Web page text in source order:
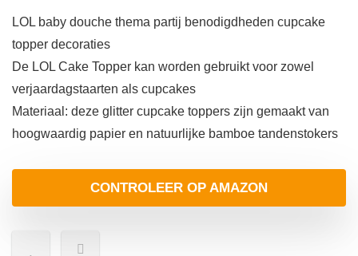
LOL baby douche thema partij benodigdheden cupcake
topper decoraties
De LOL Cake Topper kan worden gebruikt voor zowel
verjaardagstaarten als cupcakes
Materiaal: deze glitter cupcake toppers zijn gemaakt van
hoogwaardig papier en natuurlijke bamboe tandenstokers
CONTROLEER OP AMAZON